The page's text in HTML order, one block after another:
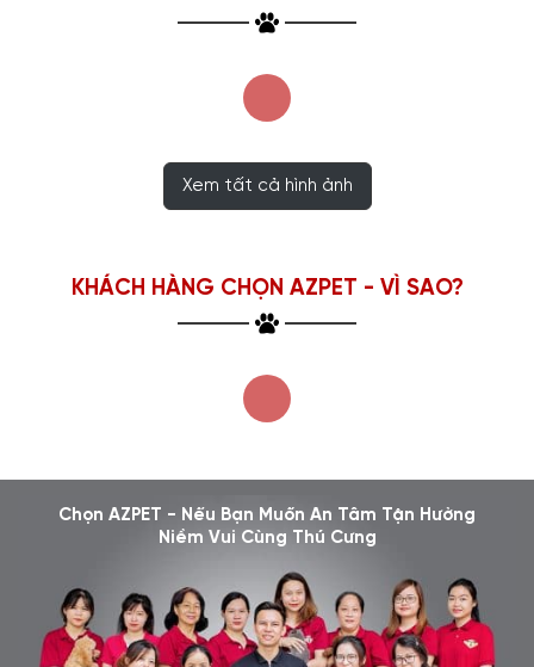
Xem tất cả hình ảnh
KHÁCH HÀNG CHỌN AZPET - VÌ SAO?
Chọn AZPET - Nếu Bạn Muốn An Tâm Tận Hưởng
Niềm Vui Cùng Thú Cưng